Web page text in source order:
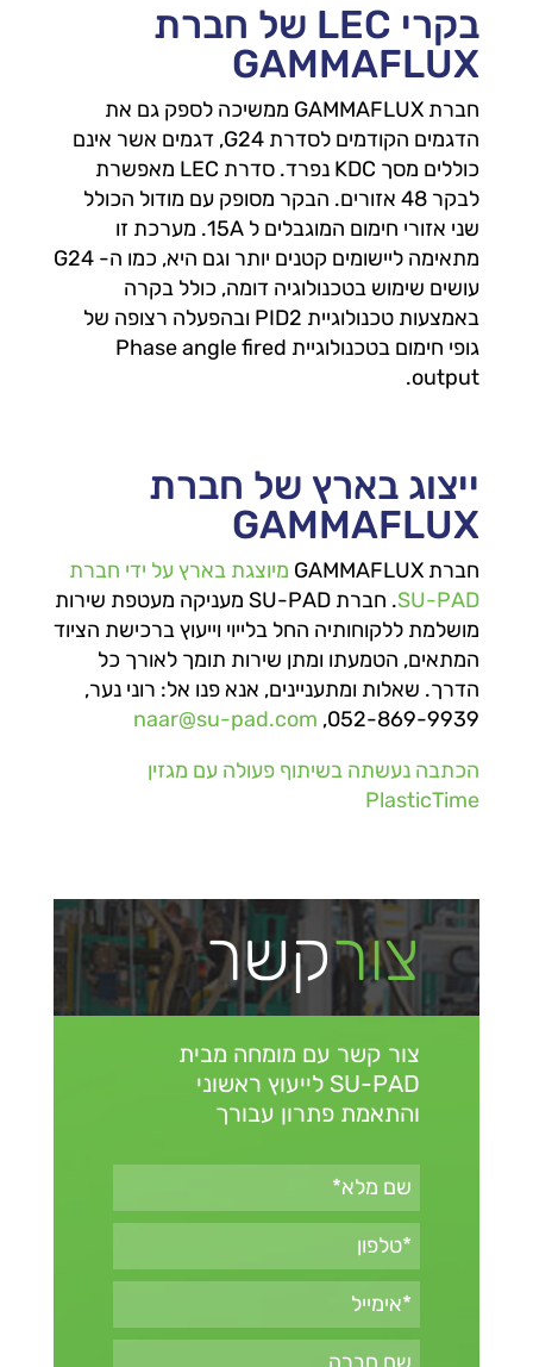
בקרי LEC של חברת
GAMMAFLUX
חברת GAMMAFLUX ממשיכה לספק גם את
הדגמים הקודמים לסדרת G24, דגמים אשר אינם
כוללים מסך KDC נפרד. סדרת LEC מאפשרת
לבקר 48 אזורים. הבקר מסופק עם מודול הכולל
שני אזורי חימום המוגבלים ל 15A. מערכת זו
מתאימה ליישומים קטנים יותר וגם היא, כמו ה- G24
עושים שימוש בטכנולוגיה דומה, כולל בקרה
באמצעות טכנולוגיית PID2 ובהפעלה רצופה של
גופי חימום בטכנולוגיית Phase angle fired
output.
ייצוג בארץ של חברת
GAMMAFLUX
חברת GAMMAFLUX
מיוצגת בארץ על ידי חברת
SU-PAD
. חברת SU-PAD מעניקה מעטפת שירות
מושלמת ללקוחותיה החל בלייוי וייעוץ ברכישת הציוד
המתאים, הטמעתו ומתן שירות תומך לאורך כל
הדרך. שאלות ומתעניינים, אנא פנו אל: רוני נער,
052-869-9939,
הכתבה נעשתה בשיתוף פעולה עם מגזין
PlasticTime
צורקשר
צור קשר עם מומחה מבית
SU-PAD לייעוץ ראשוני
והתאמת פתרון עבורך